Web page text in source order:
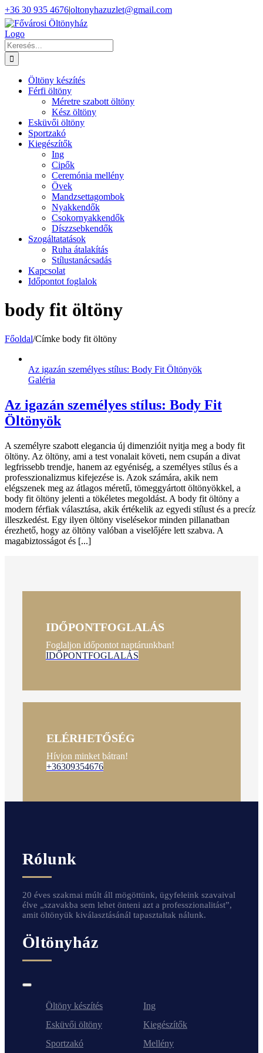
Kihagyás
+36 30 935 4676|oltonyhazuzlet@gmail.com
Facebook
Instagram
Keresés...
Öltöny készítés
Férfi öltöny
Méretre szabott öltöny
Kész öltöny
Esküvői öltöny
Sportzakó
Kiegészítők
Ing
Cipők
Ceremónia mellény
Övek
Mandzsettagombok
Nyakkendők
Csokornyakkendők
Díszzsebkendők
Szogáltatatások
Ruha átalakítás
Stílustanácsadás
Kapcsolat
Időpontot foglalok
body fit öltöny
Főoldal/Címke body fit öltöny
Az igazán személyes stílus: Body Fit Öltönyök
Galéria
Az igazán személyes stílus: Body Fit
Öltönyök
A személyre szabott elegancia új dimenzióit nyitja meg a body fit
öltöny. Az öltöny, ami a test vonalait követi, nem csupán a divat
legfrissebb trendje, hanem az egyéniség, a személyes stílus és a
professzionalizmus kifejezése is. Azok számára, akik nem
elégszenek meg az átlagos méretű, tömeggyártott öltönyökkel, a
body fit öltöny jelenti a tökéletes megoldást. A body fit öltöny a
modern férfiak választása, akik értékelik az egyedi stílust és a precíz
illeszkedést. Egy ilyen öltöny viselésekor minden pillanatban
érezhető, hogy az öltöny valóban a viselőjére lett szabva. A
magabiztosságot és [...]
IDŐPONTFOGLALÁS
Foglaljon időpontot naptárunkban!
IDŐPONTFOGLALÁS
ELÉRHETŐSÉG
Hívjon minket bátran!
+36309354676
Rólunk
20 éves szakmai múlt áll mögöttünk, ügyfeleink szavaival
élve „szavakba sem lehet önteni azt a professzionalitást”,
amit öltönyük kiválasztásánál tapasztaltak nálunk.
Öltönyház
Toggle
Öltöny készítés
Ing
Esküvői öltöny
Kiegészítők
Sportzakó
Mellény